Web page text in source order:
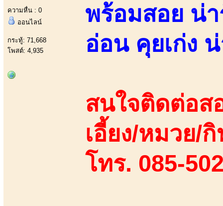
ความหื่น : 0
ออนไลน์
กระทู้: 71,668
โพสต์: 4,935
พร้อมสอย น่
อ่อน คุยเก่ง
สนใจติดต่อส
เอี้ยง/หมวย/
โทร. 085-